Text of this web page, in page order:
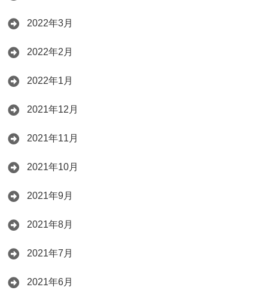
2022年3月
2022年2月
2022年1月
2021年12月
2021年11月
2021年10月
2021年9月
2021年8月
2021年7月
2021年6月